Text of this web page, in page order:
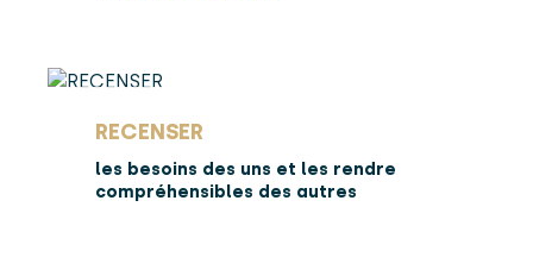
RECENSER
les besoins des uns et les rendre
compréhensibles des autres